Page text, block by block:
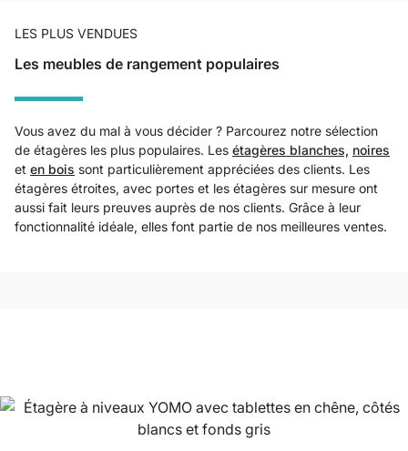
LES PLUS VENDUES
Les meubles de rangement populaires
Vous avez du mal à vous décider ? Parcourez notre sélection
de étagères les plus populaires. Les étagères blanches, noires
et en bois sont particulièrement appréciées des clients. Les
étagères étroites, avec portes et les étagères sur mesure ont
aussi fait leurs preuves auprès de nos clients. Grâce à leur
fonctionnalité idéale, elles font partie de nos meilleures ventes.